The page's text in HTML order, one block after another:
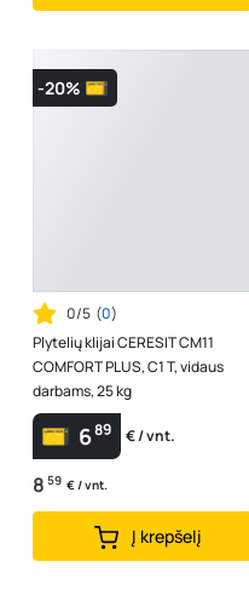
-20%
0/5 (0)
Plytelių klijai CERESIT CM11
COMFORT PLUS, C1 T, vidaus
darbams, 25 kg
689 € / vnt.
8 59 € / vnt.
Į krepšelį